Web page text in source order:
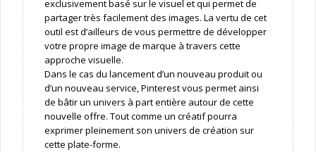
exclusivement basé sur le visuel et qui permet de
partager très facilement des images. La vertu de cet
outil est d’ailleurs de vous permettre de développer
votre propre image de marque à travers cette
approche visuelle.
Dans le cas du lancement d’un nouveau produit ou
d’un nouveau service, Pinterest vous permet ainsi
de bâtir un univers à part entière autour de cette
nouvelle offre. Tout comme un créatif pourra
exprimer pleinement son univers de création sur
cette plate-forme.